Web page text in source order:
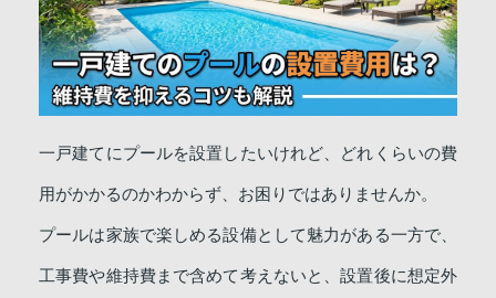
一戸建てにプールを設置したいけれど、どれくらいの費
用がかかるのかわからず、お困りではありませんか。
プールは家族で楽しめる設備として魅力がある一方で、
工事費や維持費まで含めて考えないと、設置後に想定外